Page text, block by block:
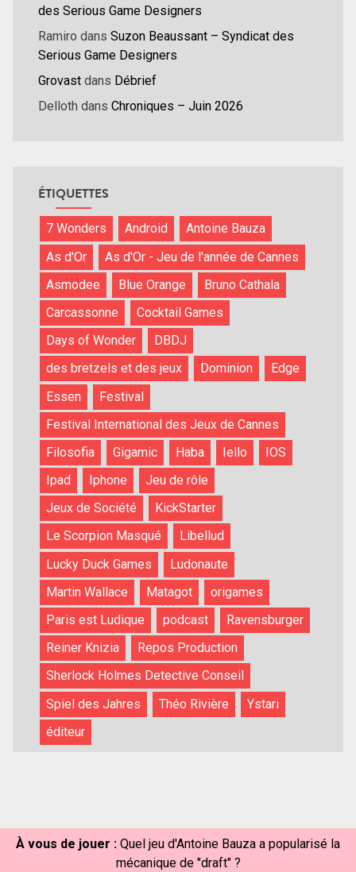
des Serious Game Designers
Ramiro dans Suzon Beaussant – Syndicat des
Serious Game Designers
Grovast dans Débrief
Delloth dans Chroniques – Juin 2026
ÉTIQUETTES
7 Wonders Android
Antoine Bauza
As d'Or
As d'Or - Jeu de l'année de Cannes
Asmodee
Blue Orange
Bruno Cathala
Carcassonne
Cocktail Games
Days of Wonder
DBDJ
des bretzels et des jeux
Dominion
Edge
Essen
Festival
Festival International des Jeux de Cannes
Filosofia
Gigamic Haba Iello
IOS
Ipad
Iphone
Jeu de rôle
Jeux de Société
KickStarter
Le Scorpion Masqué
Libellud
Lucky Duck Games
Ludonaute
Martin Wallace
Matagot
origames
Paris est Ludique
podcast
Ravensburger
Reiner Knizia
Repos Production
Sherlock Holmes Detective Conseil
Spiel des Jahres
Théo Rivière
Ystari
éditeur
À vous de jouer : Quel jeu d'Antoine Bauza a popularisé la
mécanique de "draft" ?